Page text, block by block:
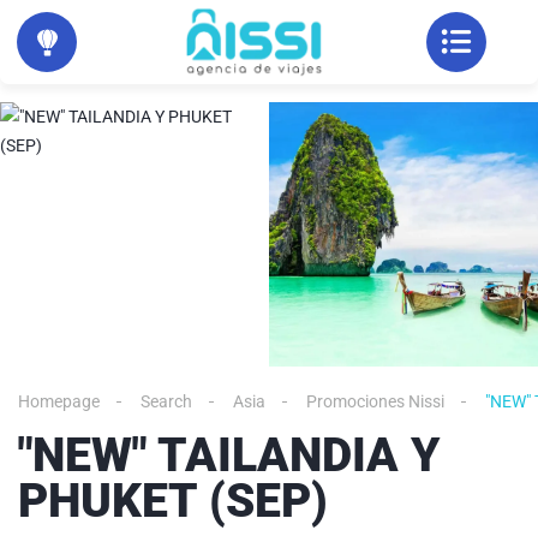
Homepage Search Asia Promociones Nissi "NEW"
"NEW" TAILANDIA Y
PHUKET (SEP)